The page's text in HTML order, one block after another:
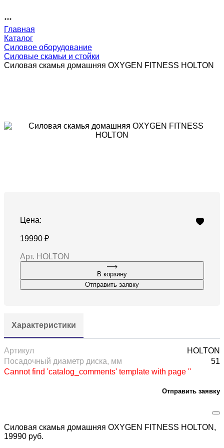
Главная
Каталог
Силовое оборудование
Силовые скамьи и стойки
Силовая скамья домашняя OXYGEN FITNESS HOLTON
Цена:
19990 ₽
Арт. HOLTON
В корзину
Отправить заявку
Характеристики
Артикул
HOLTON
Посадочный диаметр диска, мм
51
Cannot find 'catalog_comments' template with page ''
Отправить заявку
Силовая скамья домашняя OXYGEN FITNESS HOLTON,
19990 руб.